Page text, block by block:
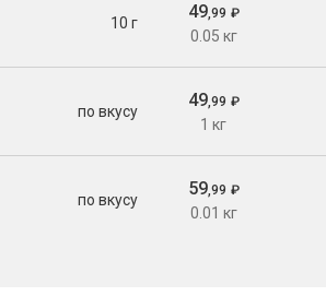
10 г
49,99 ₽
0.05 кг
по вкусу
49,99 ₽
1 кг
по вкусу
59,99 ₽
0.01 кг